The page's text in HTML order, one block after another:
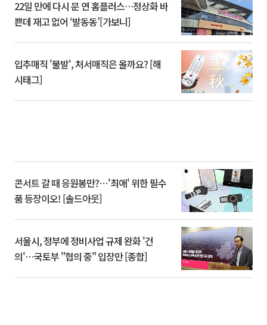
22일 만에 다시 문 연 홈플러스…정상화 바
쁜데 재고 없어 ‘발동동’[가보니]
입추매직 '불발', 처서매직은 올까요? [해
시태그]
콘서트 갈 때 응원봉만?⋯'최애' 위한 필수
품 등장이오! [솔드아웃]
서울시, 정부에 정비사업 규제 완화 '건
의'⋯국토부 "협의 중" 입장만 [종합]